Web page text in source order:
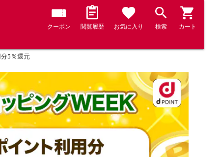
クーポン 閲覧履歴 お気に入り 検索 カート
5％還元